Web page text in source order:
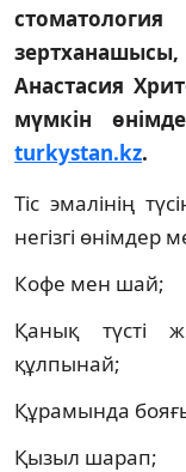
зертханашысы,
Анастасия
мүмкін
turkystan.kz.
Тіс эмалінің
негізгі
Кофе мен шай;
Қанық түсті
құлпынай;
Құрамында
Қызыл шарап;